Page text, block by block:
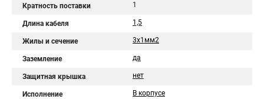
Кратность поставки 1
Длина кабеля 1,5
Жилы и сечение 3х1мм2
Заземление да
Защитная крышка нет
Исполнение В корпусе